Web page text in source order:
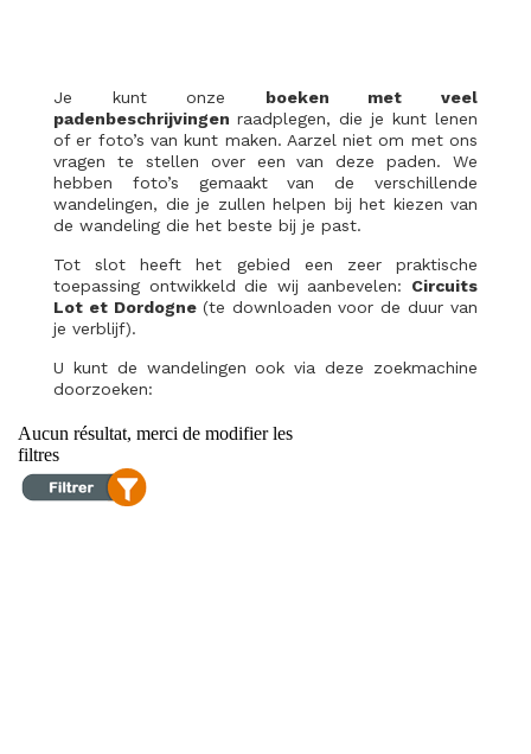
Je kunt onze boeken met veel
padenbeschrijvingen raadplegen, die je kunt lenen
of er foto’s van kunt maken. Aarzel niet om met ons
vragen te stellen over een van deze paden. We
hebben foto’s gemaakt van de verschillende
wandelingen, die je zullen helpen bij het kiezen van
de wandeling die het beste bij je past.
Tot slot heeft het gebied een zeer praktische
toepassing ontwikkeld die wij aanbevelen: Circuits
Lot et Dordogne (te downloaden voor de duur van
je verblijf).
U kunt de wandelingen ook via deze zoekmachine
doorzoeken: